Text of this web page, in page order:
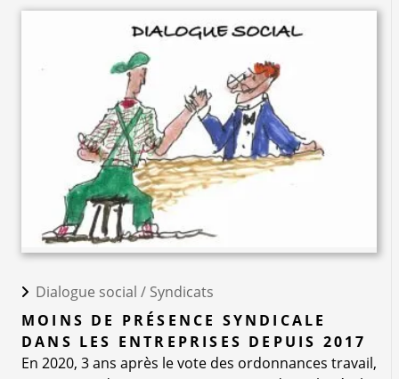
Dialogue social / Syndicats
MOINS DE PRÉSENCE SYNDICALE
DANS LES ENTREPRISES DEPUIS 2017
En 2020, 3 ans après le vote des ordonnances travail,